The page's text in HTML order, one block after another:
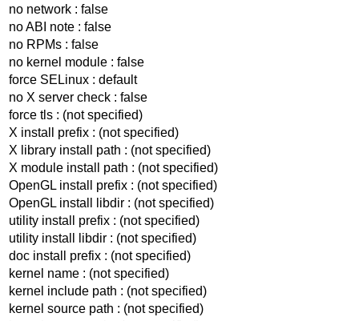
no network : false
no ABI note : false
no RPMs : false
no kernel module : false
force SELinux : default
no X server check : false
force tls : (not specified)
X install prefix : (not specified)
X library install path : (not specified)
X module install path : (not specified)
OpenGL install prefix : (not specified)
OpenGL install libdir : (not specified)
utility install prefix : (not specified)
utility install libdir : (not specified)
doc install prefix : (not specified)
kernel name : (not specified)
kernel include path : (not specified)
kernel source path : (not specified)